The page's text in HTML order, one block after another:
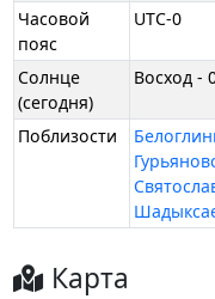
Часовой
пояс
UTC-0
Солнце
(сегодня)
Восход -
Поблизости
Карта